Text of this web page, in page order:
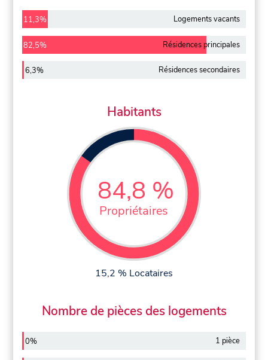
11,3% Logements vacants
82,5% Résidences principales
6,3% Résidences secondaires
Habitants
84,8 %
Propriétaires
15,2 % Locataires
Nombre de pièces des logements
0% 1 pièce